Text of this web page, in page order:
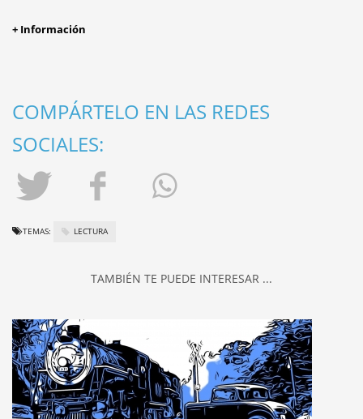
+ Información
COMPÁRTELO EN LAS REDES
SOCIALES:
TEMAS: LECTURA
TAMBIÉN TE PUEDE INTERESAR ...